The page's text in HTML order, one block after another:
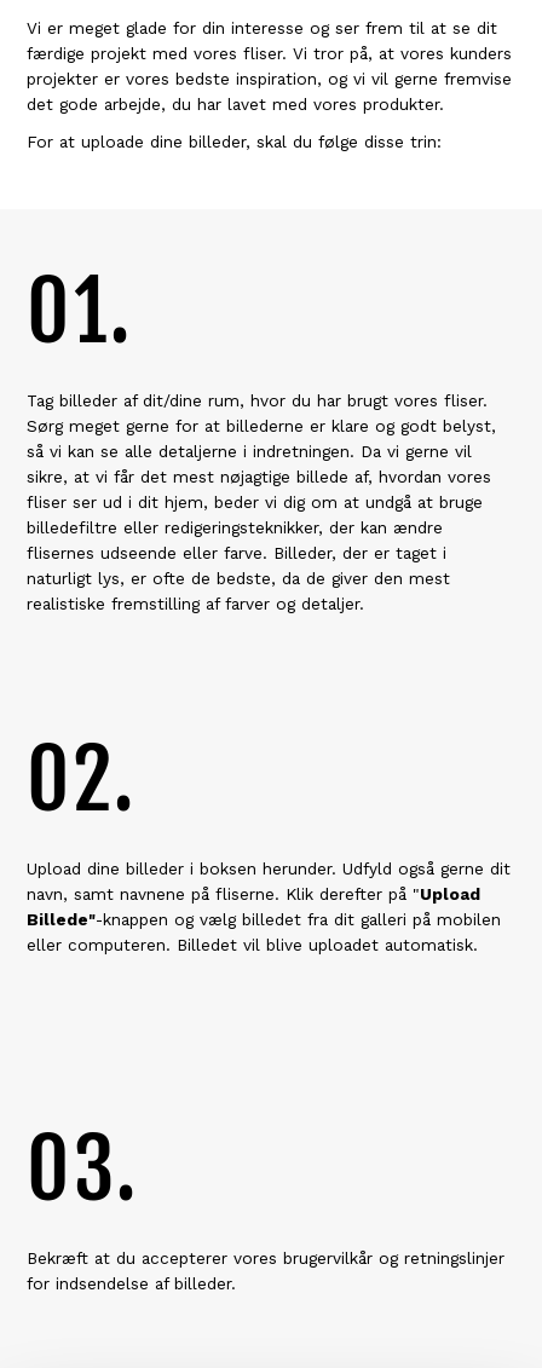
Vi er meget glade for din interesse og ser frem til at se dit
færdige projekt med vores fliser. Vi tror på, at vores kunders
projekter er vores bedste inspiration, og vi vil gerne fremvise
det gode arbejde, du har lavet med vores produkter.
For at uploade dine billeder, skal du følge disse trin:
01.
Tag billeder af dit/dine rum, hvor du har brugt vores fliser.
Sørg meget gerne for at billederne er klare og godt belyst,
så vi kan se alle detaljerne i indretningen. Da vi gerne vil
sikre, at vi får det mest nøjagtige billede af, hvordan vores
fliser ser ud i dit hjem, beder vi dig om at undgå at bruge
billedefiltre eller redigeringsteknikker, der kan ændre
flisernes udseende eller farve. Billeder, der er taget i
naturligt lys, er ofte de bedste, da de giver den mest
realistiske fremstilling af farver og detaljer.
02.
Upload dine billeder i boksen herunder. Udfyld også gerne dit
navn, samt navnene på fliserne. Klik derefter på "Upload
Billede"-knappen og vælg billedet fra dit galleri på mobilen
eller computeren. Billedet vil blive uploadet automatisk.
03.
Bekræft at du accepterer vores brugervilkår og retningslinjer
for indsendelse af billeder.